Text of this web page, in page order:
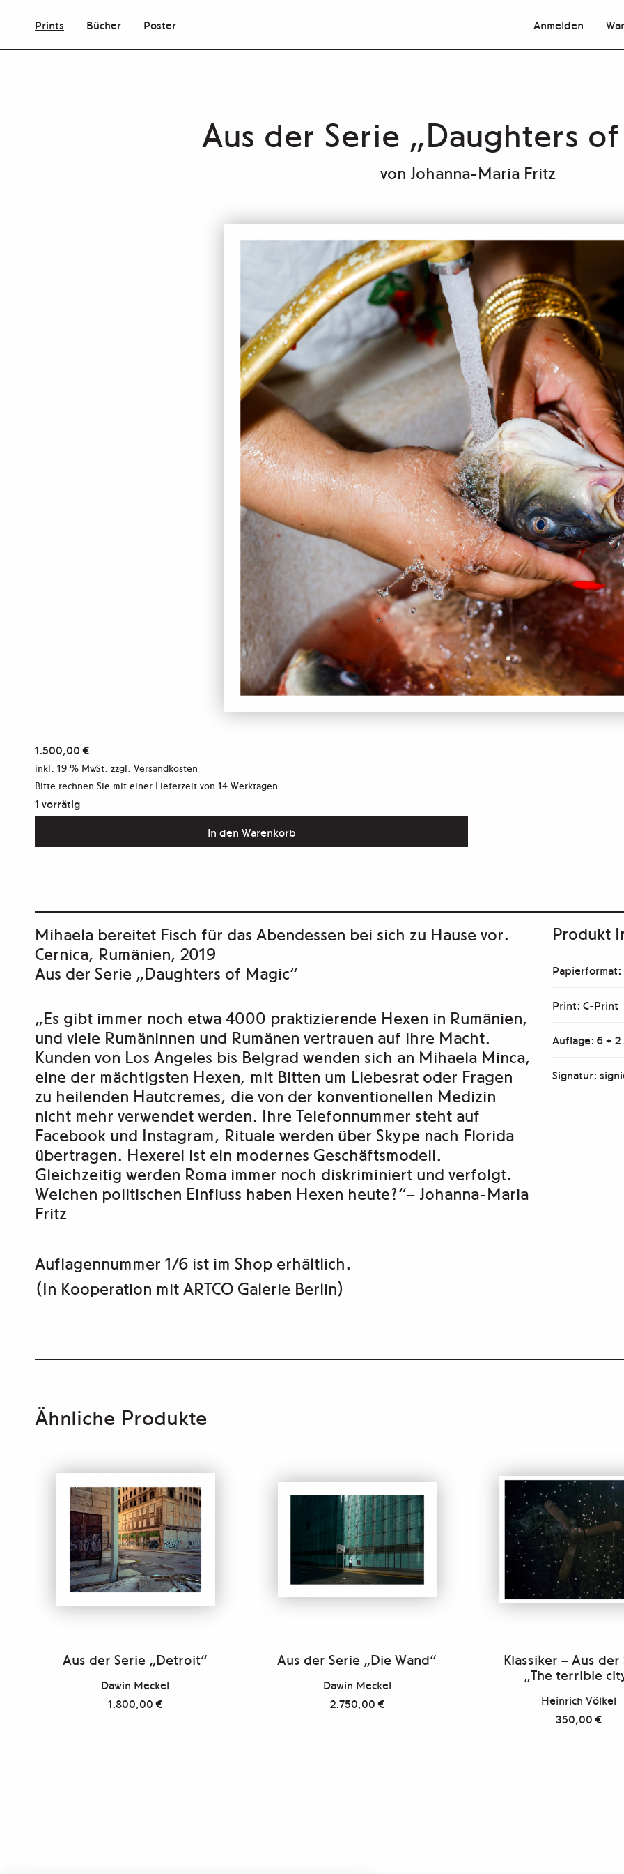
Prints Bücher Poster Anmelden
Aus der Serie „Daughters
von Johanna-Maria Fritz
1.500,00€
inkl. 19 % MwSt. zzgl. Versandkosten
Bitte rechnen Sie mit einer Lieferzeit von 14 Werktagen
1 vorrätig
der
of
Magic"
Menge
In den Warenkorb
Mihaela bereitet Fisch für das Abendessen bei sich zu Hause vor.
Cernica, Rumänien, 2019
Aus der Serie „Daughters of Magic“
„Es gibt immer noch etwa 4000 praktizierende Hexen in Rumänien,
und viele Rumäninnen und Rumänen vertrauen auf ihre Macht.
Kunden von Los Angeles bis Belgrad wenden sich an Mihaela Minca,
eine der mächtigsten Hexen, mit Bitten um Liebesrat oder Fragen
zu heilenden Hautcremes, die von der konventionellen Medizin
nicht mehr verwendet werden. Ihre Telefonnummer steht auf
Facebook und Instagram, Rituale werden über Skype nach Florida
übertragen. Hexerei ist ein modernes Geschäftsmodell.
Gleichzeitig werden Roma immer noch diskriminiert und verfolgt.
Welchen politischen Einfluss haben Hexen heute?“– Johanna-Maria
Fritz
Auflagennummer 1/6 ist im Shop erhältlich.
(In Kooperation mitARTCO Galerie Berlin)
Produkt
Papierformat:
Print: C-Print
Auflage: 6 + 2
Signatur:
Ähnliche Produkte
Aus der Serie „Detroit“
Dawin Meckel
1.800,00€
Aus der Serie „Die Wand“
Dawin Meckel
2.750,00€
Klassiker – Aus der
„The terrible
Heinrich Völkel
350,00€